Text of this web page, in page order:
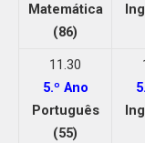
Matemática
(86)
11.30
5.º Ano
Português
(55)